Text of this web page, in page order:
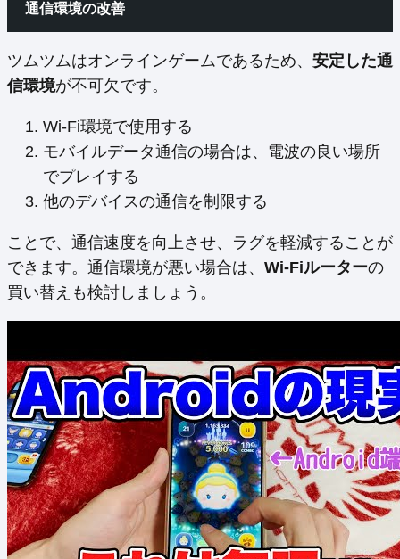
通信環境の改善
ツムツムはオンラインゲームであるため、 安定した通
信環境が不可欠です。
Wi-Fi環境で使用する
モバイルデータ通信の場合は、電波の良い場所
でプレイする
他のデバイスの通信を制限する
ことで、通信速度を向上させ、ラグを軽減することが
できます。通信環境が悪い場合は、 Wi-Fiルーターの
買い替えも検討しましょう。